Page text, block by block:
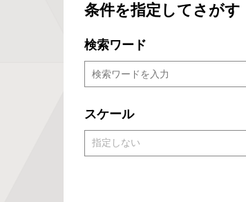
条件を指定してさがす
検索ワード
スケール